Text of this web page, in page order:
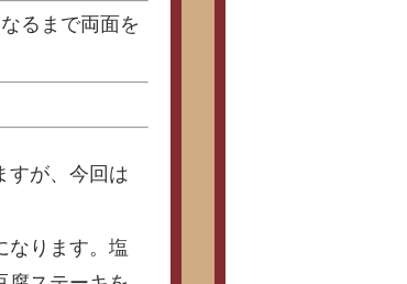
るまで両面を
すが、今回は
なります。塩